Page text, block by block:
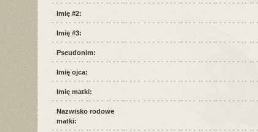
Imię #2:
Imię #3:
Pseudonim:
Imię ojca:
Imię matki:
Nazwisko rodowe
matki: